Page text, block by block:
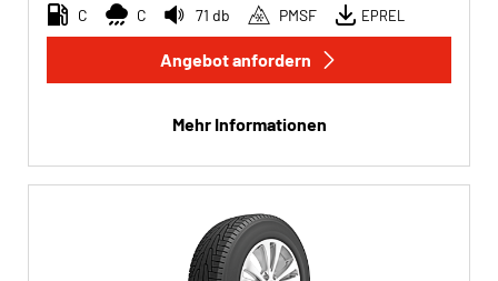
C C 71 db PMSF EPREL
Angebot anfordern
Mehr Informationen